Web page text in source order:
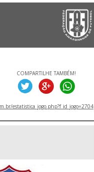
COMPARTILHE TAMBÉM!
estatistica_jogo.php?f_id_jogo=2704